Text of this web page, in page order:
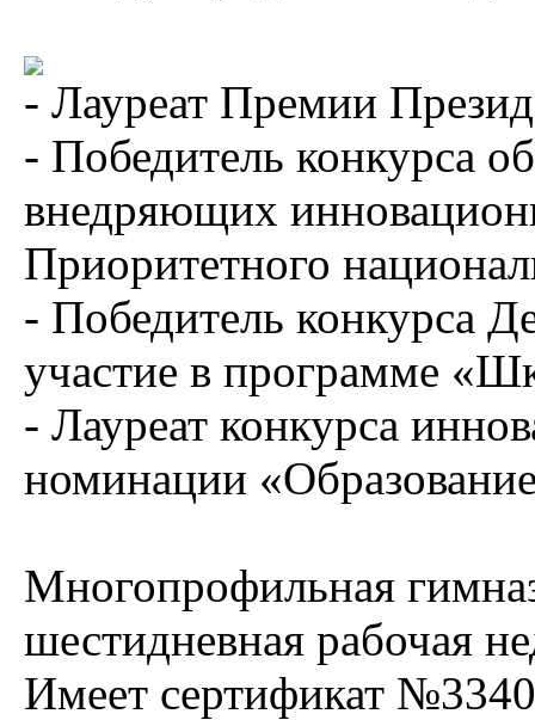
- Лауреат Премии
- Победитель конкурса
внедряющих
Приоритетного
- Победитель конкурса
участие в программе
- Лауреат конкурса
номинации
Многопрофильная
шестидневная рабочая
Имеет сертификат